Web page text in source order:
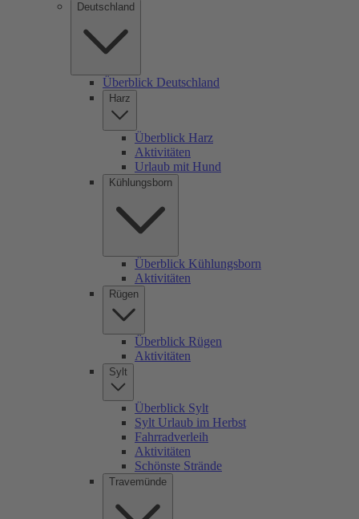
Deutschland
Überblick Deutschland
Harz
Überblick Harz
Aktivitäten
Urlaub mit Hund
Kühlungsborn
Überblick Kühlungsborn
Aktivitäten
Rügen
Überblick Rügen
Aktivitäten
Sylt
Überblick Sylt
Sylt Urlaub im Herbst
Fahrradverleih
Aktivitäten
Schönste Strände
Travemünde